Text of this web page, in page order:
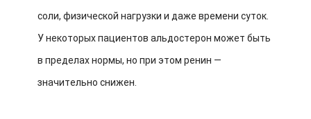
соли, физической нагрузки и даже времени суток.
У некоторых пациентов альдостерон может быть
в пределах нормы, но при этом ренин —
значительно снижен.